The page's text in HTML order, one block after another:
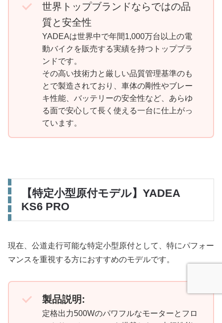
世界トップブランドならではの品
質と安全性
YADEAは世界中で年間1,000万台以上の電
動バイクを販売する実績を持つトップブラ
ンドです。
その高い技術力と厳しい品質管理基準のも
とで製造されており、車体の剛性やブレー
キ性能、バッテリーの安全性など、あらゆ
る面で安心して長く使える一台に仕上がっ
ています。
【特定小型原付モデル】YADEA
KS6 PRO
現在、公道走行可能な特定小型原付として、特にパフォー
マンスを重視する方におすすめのモデルです。
製品説明:
定格出力500Wのパワフルなモーターとフロ